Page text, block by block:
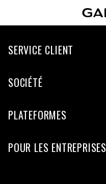
SERVICE CLIENT
SOCIÉTÉ
PLATEFORMES
POUR LES ENTREPRISES